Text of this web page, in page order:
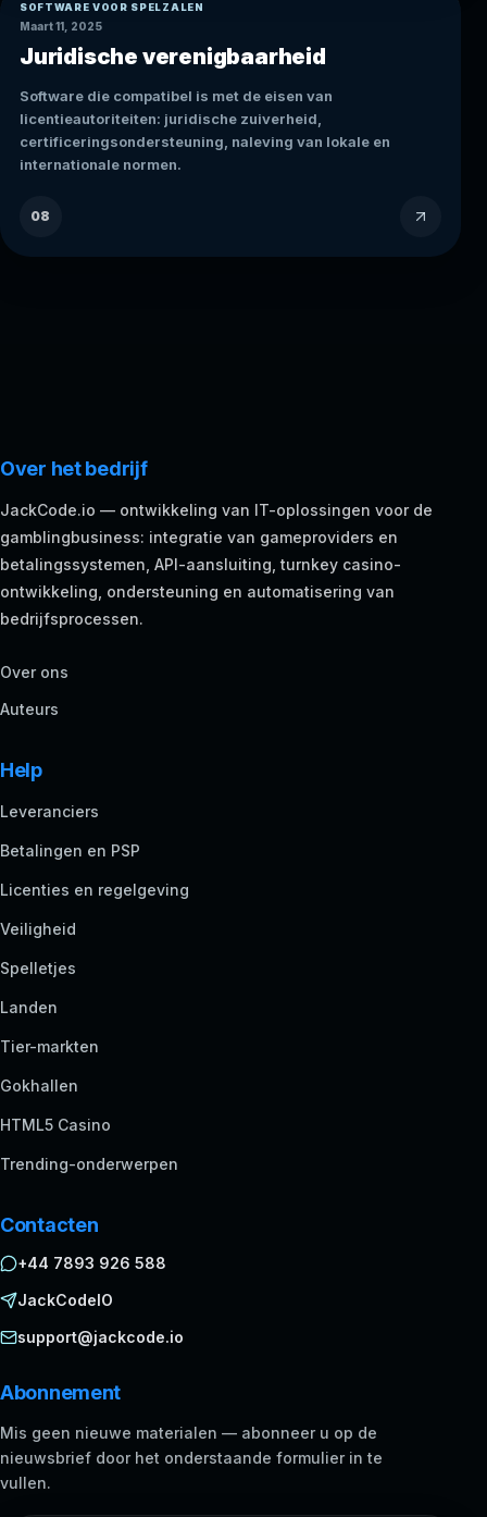
SOFTWARE VOOR SPELZALEN
Maart 11, 2025
Juridische verenigbaarheid
Software die compatibel is met de eisen van
licentieautoriteiten: juridische zuiverheid,
certificeringsondersteuning, naleving van lokale en
internationale normen.
08
Over het bedrijf
JackCode.io — ontwikkeling van IT-oplossingen voor de
gamblingbusiness: integratie van gameproviders en
betalingssystemen, API-aansluiting, turnkey casino-
ontwikkeling, ondersteuning en automatisering van
bedrijfsprocessen.
Over ons
Auteurs
Help
Leveranciers
Betalingen en PSP
Licenties en regelgeving
Veiligheid
Spelletjes
Landen
Tier-markten
Gokhallen
HTML5 Casino
Trending-onderwerpen
Contacten
+44 7893 926 588
JackCodeIO
support@jackcode.io
Abonnement
Mis geen nieuwe materialen — abonneer u op de
nieuwsbrief door het onderstaande formulier in te
vullen.